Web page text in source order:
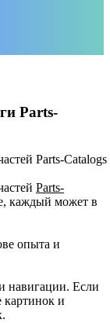
Parts-
Parts-Catalogs
Parts-
каждый может в
опыта и
навигации. Если
картинок и